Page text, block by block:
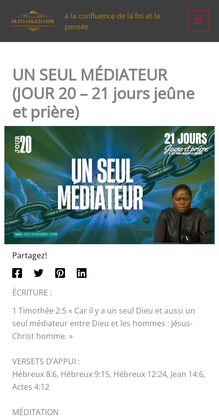
contenu
à la confluence de la foi et la
pensée
UN SEUL MÉDIATEUR
(JOUR 20 – 21 jours jeûne
et prière)
Partagez!
ÉCRITURE :
1 Timothée 2:5 « Car il y a un seul Dieu et aussi un
seul médiateur entre Dieu et les hommes : Jésus-
Christ homme. »
VERSETS D’APPUI :
Hébreux 8:6, Hébreux 9:15, Hébreux 12:24, Jean 14:6,
Actes 4:12
MÉDITATION